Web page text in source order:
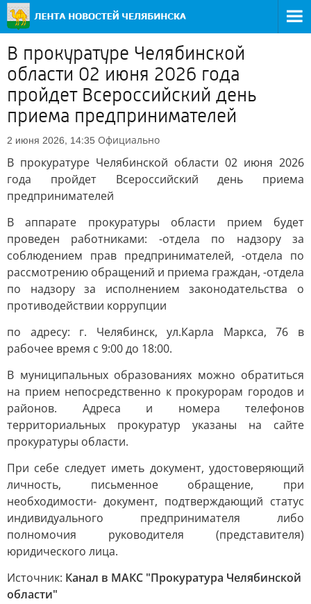
В прокуратуре Челябинской
области 02 июня 2026 года
пройдет Всероссийский день
приема предпринимателей
2 июня 2026, 14:35 Официально
В прокуратуре Челябинской области 02 июня 2026
года пройдет Всероссийский день приема
предпринимателей
В аппарате прокуратуры области прием будет
проведен работниками: -отдела по надзору за
соблюдением прав предпринимателей, -отдела по
рассмотрению обращений и приема граждан, -отдела
по надзору за исполнением законодательства о
противодействии коррупции
по адресу: г. Челябинск, ул.Карла Маркса, 76 в
рабочее время с 9:00 до 18:00.
В муниципальных образованиях можно обратиться
на прием непосредственно к прокурорам городов и
районов. Адреса и номера телефонов
территориальных прокуратур указаны на сайте
прокуратуры области.
При себе следует иметь документ, удостоверяющий
личность, письменное обращение, при
необходимости- документ, подтверждающий статус
индивидуального предпринимателя либо
полномочия руководителя (представителя)
юридического лица.
Источник: Канал в МАКС "Прокуратура Челябинской
области"